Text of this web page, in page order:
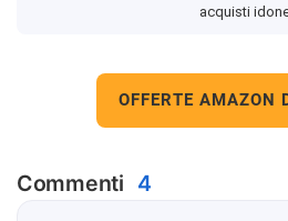
acquisti
OFFERTE AMAZON
Commenti 4